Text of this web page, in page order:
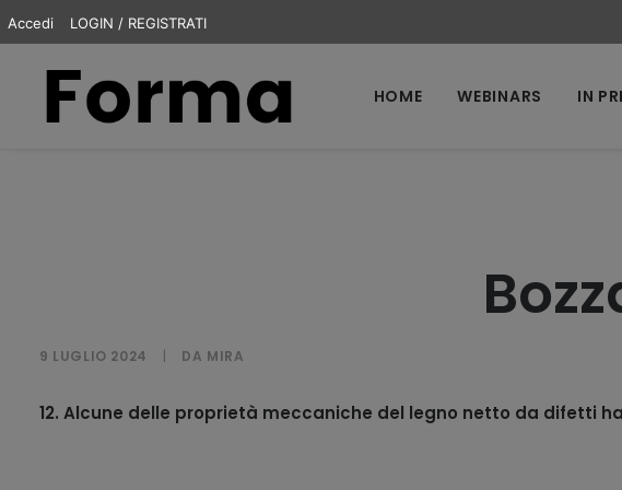
Accedi LOGIN / REGISTRATI
HOME WEBINARS IN
9 LUGLIO 2024 DA MIRA
12. Alcune delle proprietà meccaniche del legno netto da difetti